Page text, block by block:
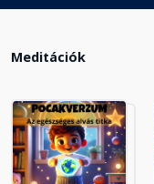
Meditációk